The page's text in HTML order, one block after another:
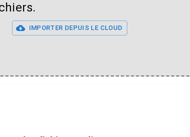
IMPORTER DEPUIS LE CLOUD